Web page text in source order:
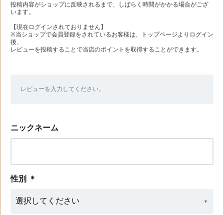
投稿内容がショップに反映されるまで、しばらく時間がかかる場合がござ
います。
【現在ログインされておりません】
※当ショップで会員登録をされているお客様は、トップページよりログイン
後、
レビューを投稿することで当店のポイントを取得することができます。
レビューを入力してください。
ニックネーム
性別 ＊